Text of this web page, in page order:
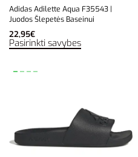
Adidas Adilette Aqua F35543 |
Juodos Šlepetės Baseinui
22,95€
Pasirinkti savybes